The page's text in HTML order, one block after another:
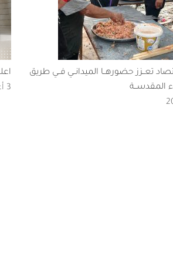
3 أغسطس, 2026
تعــزز حضورهــا الميدانــي فــي طريق
المقدســة